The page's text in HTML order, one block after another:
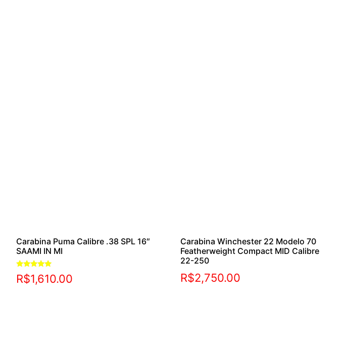
Carabina Puma Calibre .38 SPL 16″
SAAMI IN MI
Avaliação
5.00
R$1,610.00
Carabina Winchester 22 Modelo 70
Featherweight Compact MID Calibre
22-250
R$2,750.00